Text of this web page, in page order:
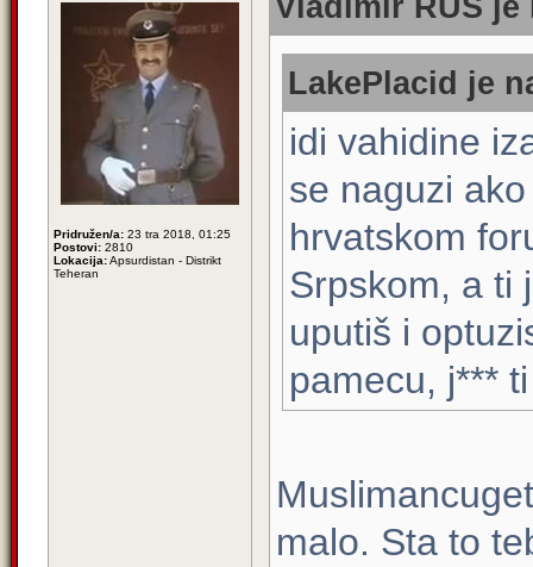
Pridružen/a: 23 tra 2018, 01:25
Postovi: 2810
Lokacija:Apsurdistan - Distrikt
Teheran
Vladimir RUS je
LakePlacid je
idi vahidine
se naguzi
hrvatskom
Srpskom, a ti
uputiš i
pamecu, j***
malo. Sta to